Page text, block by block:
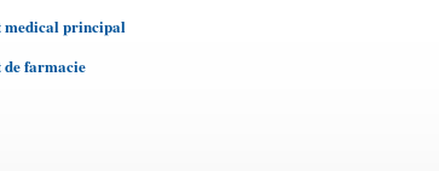
medical principal
farmacie